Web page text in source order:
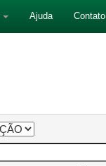
Ajuda Contato